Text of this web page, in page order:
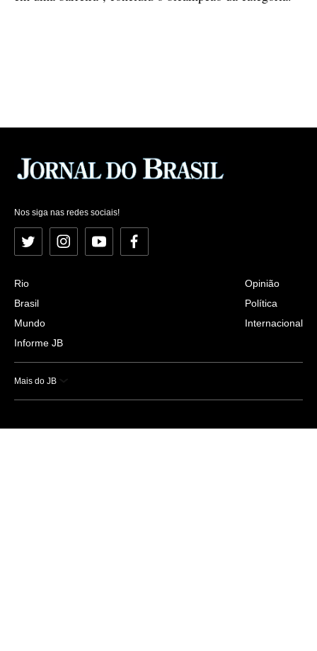
Nos siga nas redes sociais!
Twitter InstagramYouTubeFacebook
Rio
Brasil
Mundo
Informe JB
Opinião
Política
Internacional
Mais do JB
Esportes